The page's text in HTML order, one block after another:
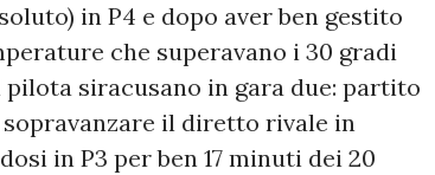
in P4 e dopo aver ben gestito
che superavano i 30 gradi
siracusano in gara due: partito
il diretto rivale in
in P3 per ben 17 minuti dei 20